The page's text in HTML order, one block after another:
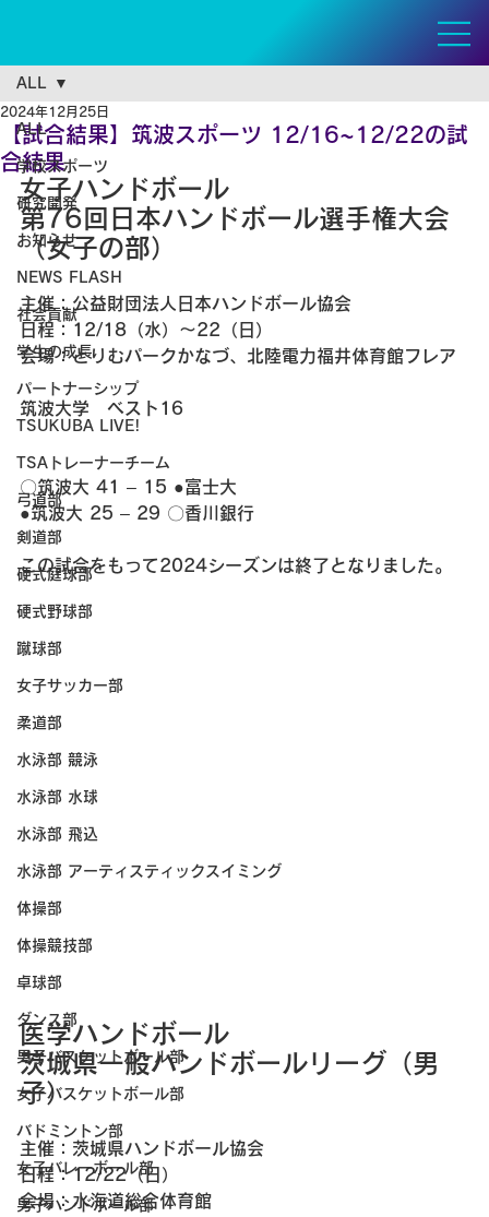
ALL
学校スポーツ
研究開発
お知らせ
NEWS FLASH
社会貢献
学生の成長
パートナーシップ
TSUKUBA LIVE!
TSAトレーナーチーム
弓道部
剣道部
硬式庭球部
硬式野球部
蹴球部
女子サッカー部
柔道部
水泳部 競泳
水泳部 水球
水泳部 飛込
水泳部 アーティスティックスイミング
体操部
体操競技部
卓球部
ダンス部
男子バスケットボール部
女子バスケットボール部
バドミントン部
女子バレーボール部
男子ハンドボール部
ALL
【試合結果】筑波スポーツ 12/16~12/22の試
合結果
2024年12月25日
女子ハンドボール
第76回日本ハンドボール選手権大会
（女子の部）
主催：公益財団法人日本ハンドボール協会
日程：12/18（水）～22（日）
会場：とりむパークかなづ、北陸電力福井体育館フレア
筑波大学　ベスト16
〇筑波大 41 – 15 ●富士大
●筑波大 25 – 29 〇香川銀行
この試合をもって2024シーズンは終了となりました。
医学ハンドボール
茨城県一般ハンドボールリーグ（男
子）
主催：茨城県ハンドボール協会
日程：12/22（日）
会場：水海道総合体育館